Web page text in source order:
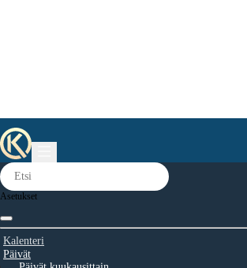
Asetukset
Kalenteri
Päivät